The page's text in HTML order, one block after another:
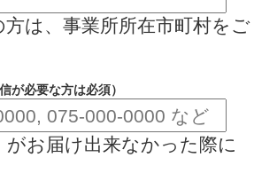
は、事業所所在市町村をご
が必要な方は必須）
がお届け出来なかった際に